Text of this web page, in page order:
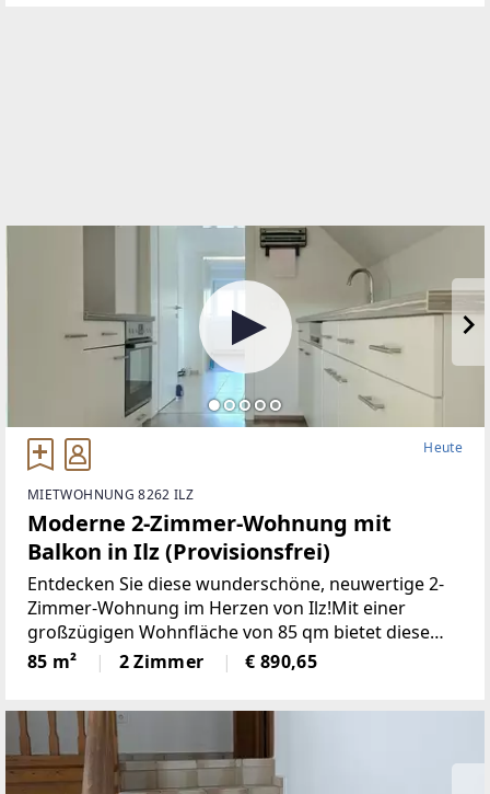
Heute
MIETWOHNUNG 8262 ILZ
Moderne 2-Zimmer-Wohnung mit
Balkon in Ilz (Provisionsfrei)
Entdecken Sie diese wunderschöne, neuwertige 2-
Zimmer-Wohnung im Herzen von Ilz!Mit einer
großzügigen Wohnfläche von 85 qm bietet diese
Wohnung den idealen Raumfür Singles oder Paare.
Die lichtdurchfluteten Räume überzeugen durch
85 m² 2 Zimmer € 890,65